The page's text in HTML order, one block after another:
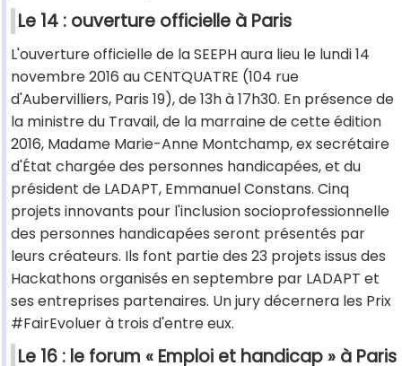
Le 14 : ouverture officielle à Paris
L'ouverture officielle de la SEEPH aura lieu le lundi 14
novembre 2016 au CENTQUATRE (104 rue
d'Aubervilliers, Paris 19), de 13h à 17h30. En présence de
la ministre du Travail, de la marraine de cette édition
2016, Madame Marie-Anne Montchamp, ex secrétaire
d'État chargée des personnes handicapées, et du
président de LADAPT, Emmanuel Constans. Cinq
projets innovants pour l'inclusion socioprofessionnelle
des personnes handicapées seront présentés par
leurs créateurs. Ils font partie des 23 projets issus des
Hackathons organisés en septembre par LADAPT et
ses entreprises partenaires. Un jury décernera les Prix
#FairEvoluer à trois d'entre eux.
Le 16 : le forum « Emploi et handicap » à Paris